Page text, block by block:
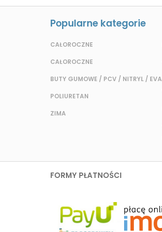
Popularne kategorie
CAŁOROCZNE
CAŁOROCZNE
BUTY GUMOWE / PCV / NITRYL / EVA
POLIURETAN
ZIMA
FORMY PŁATNOŚCI